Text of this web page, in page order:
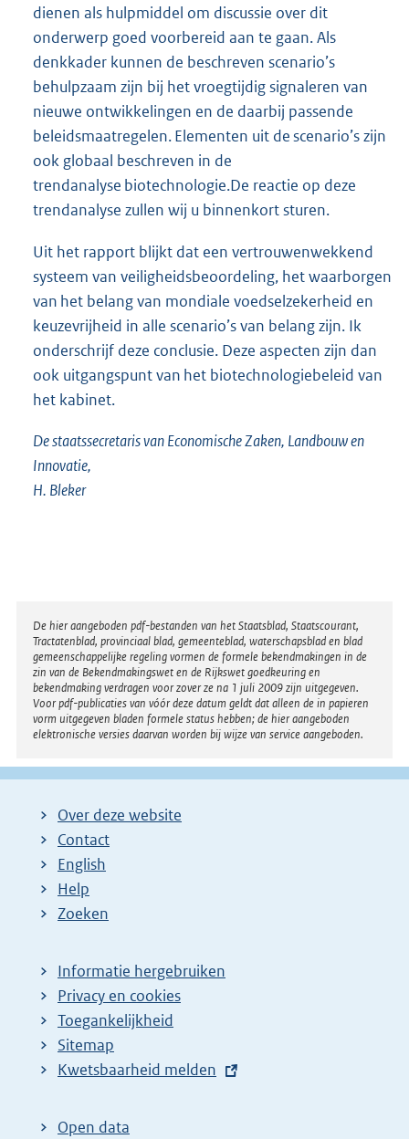
dienen als hulpmiddel om discussie over dit
onderwerp goed voorbereid aan te gaan. Als
denkkader kunnen de beschreven scenario’s
behulpzaam zijn bij het vroegtijdig signaleren van
nieuwe ontwikkelingen en de daarbij passende
beleidsmaatregelen. Elementen uit de scenario’s zijn
ook globaal beschreven in de
trendanalyse biotechnologie.De reactie op deze
trendanalyse zullen wij u binnenkort sturen.
Uit het rapport blijkt dat een vertrouwenwekkend
systeem van veiligheidsbeoordeling, het waarborgen
van het belang van mondiale voedselzekerheid en
keuzevrijheid in alle scenario’s van belang zijn. Ik
onderschrijf deze conclusie. Deze aspecten zijn dan
ook uitgangspunt van het biotechnologiebeleid van
het kabinet.
De staatssecretaris van Economische Zaken, Landbouw en
Innovatie,
H. Bleker
Disclaimer
De hier aangeboden pdf-bestanden van het Staatsblad, Staatscourant,
Tractatenblad, provinciaal blad, gemeenteblad, waterschapsblad en blad
gemeenschappelijke regeling vormen de formele bekendmakingen in de
zin van de Bekendmakingswet en de Rijkswet goedkeuring en
bekendmaking verdragen voor zover ze na 1 juli 2009 zijn uitgegeven.
Voor pdf-publicaties van vóór deze datum geldt dat alleen de in papieren
vorm uitgegeven bladen formele status hebben; de hier aangeboden
elektronische versies daarvan worden bij wijze van service aangeboden.
Over deze website
Contact
English
Help
Zoeken
Informatie hergebruiken
Privacy en cookies
Toegankelijkheid
Sitemap
E
t
Kwetsbaarheid melden
Open data